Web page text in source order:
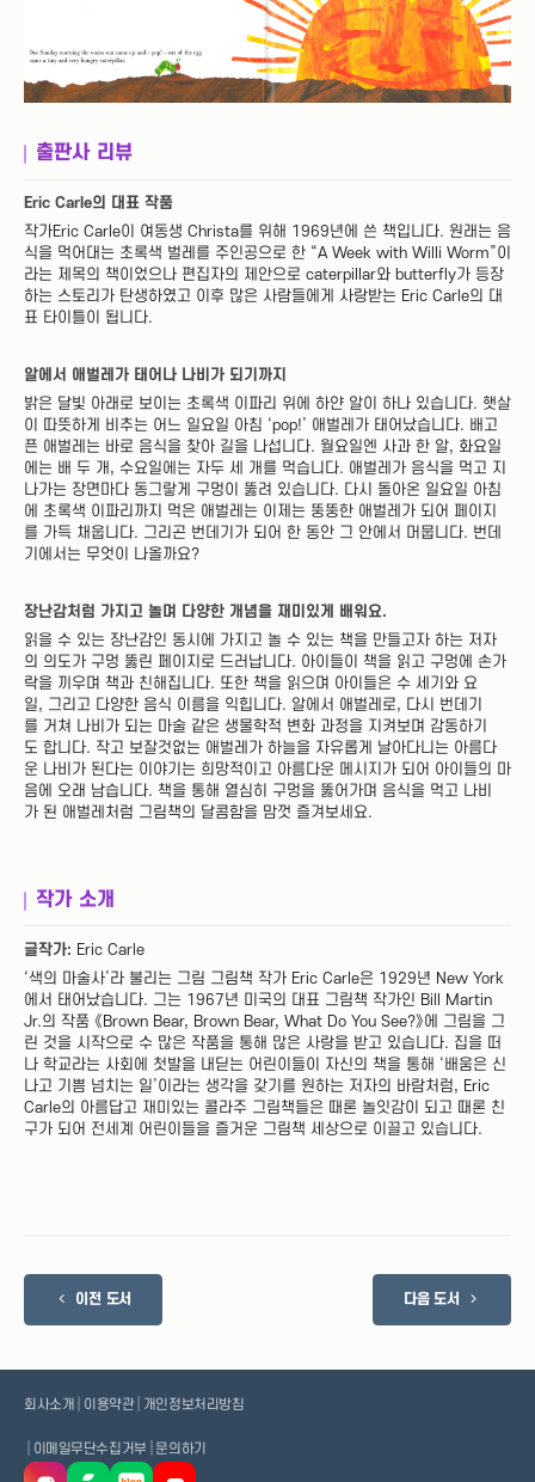
출판사 리뷰
Eric Carle의 대표 작품
작가Eric Carle이 여동생 Christa를 위해 1969년에 쓴 책입니다. 원래는 음
식을 먹어대는 초록색 벌레를 주인공으로 한 “A Week with Willi Worm”이
라는 제목의 책이었으나 편집자의 제안으로 caterpillar와 butterfly가 등장
하는 스토리가 탄생하였고 이후 많은 사람들에게 사랑받는 Eric Carle의 대
표 타이틀이 됩니다.
알에서 애벌레가 태어나 나비가 되기까지
밝은 달빛 아래로 보이는 초록색 이파리 위에 하얀 알이 하나 있습니다. 햇살
이 따뜻하게 비추는 어느 일요일 아침 ‘pop!’ 애벌레가 태어났습니다. 배고
픈 애벌레는 바로 음식을 찾아 길을 나섭니다. 월요일엔 사과 한 알, 화요일
에는 배 두 개, 수요일에는 자두 세 개를 먹습니다. 애벌레가 음식을 먹고 지
나가는 장면마다 동그랗게 구멍이 뚫려 있습니다. 다시 돌아온 일요일 아침
에 초록색 이파리까지 먹은 애벌레는 이제는 뚱뚱한 애벌레가 되어 페이지
를 가득 채웁니다. 그리곤 번데기가 되어 한 동안 그 안에서 머뭅니다. 번데
기에서는 무엇이 나올까요?
장난감처럼 가지고 놀며 다양한 개념을 재미있게 배워요.
읽을 수 있는 장난감인 동시에 가지고 놀 수 있는 책을 만들고자 하는 저자
의 의도가 구멍 뚫린 페이지로 드러납니다. 아이들이 책을 읽고 구멍에 손가
락을 끼우며 책과 친해집니다. 또한 책을 읽으며 아이들은 수 세기와 요
일, 그리고 다양한 음식 이름을 익힙니다. 알에서 애벌레로, 다시 번데기
를 거쳐 나비가 되는 마술 같은 생물학적 변화 과정을 지켜보며 감동하기
도 합니다. 작고 보잘것없는 애벌레가 하늘을 자유롭게 날아다니는 아름다
운 나비가 된다는 이야기는 희망적이고 아름다운 메시지가 되어 아이들의 마
음에 오래 남습니다. 책을 통해 열심히 구멍을 뚫어가며 음식을 먹고 나비
가 된 애벌레처럼 그림책의 달콤함을 맘껏 즐겨보세요.
작가 소개
글작가: Eric Carle
‘색의 마술사’라 불리는 그림 그림책 작가 Eric Carle은 1929년 New York
에서 태어났습니다. 그는 1967년 미국의 대표 그림책 작가인 Bill Martin
Jr.의 작품 《Brown Bear, Brown Bear, What Do You See?》에 그림을 그
린 것을 시작으로 수 많은 작품을 통해 많은 사랑을 받고 있습니다. 집을 떠
나 학교라는 사회에 첫발을 내딛는 어린이들이 자신의 책을 통해 ‘배움은 신
나고 기쁨 넘치는 일’이라는 생각을 갖기를 원하는 저자의 바람처럼, Eric
Carle의 아름답고 재미있는 콜라주 그림책들은 때론 놀잇감이 되고 때론 친
구가 되어 전세계 어린이들을 즐거운 그림책 세상으로 이끌고 있습니다.
이전 도서 다음 도서
회사소개 이용약관 개인정보처리방침
이메일무단수집거부 문의하기